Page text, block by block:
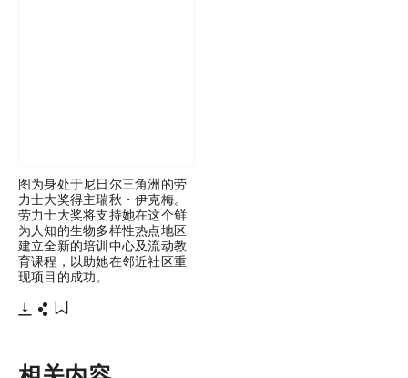
图为身处于尼日尔三角洲的劳
力士大奖得主瑞秋・伊克梅。
劳力士大奖将支持她在这个鲜
为人知的生物多样性热点地区
建立全新的培训中心及流动教
育课程，以助她在邻近社区重
现项目的成功。